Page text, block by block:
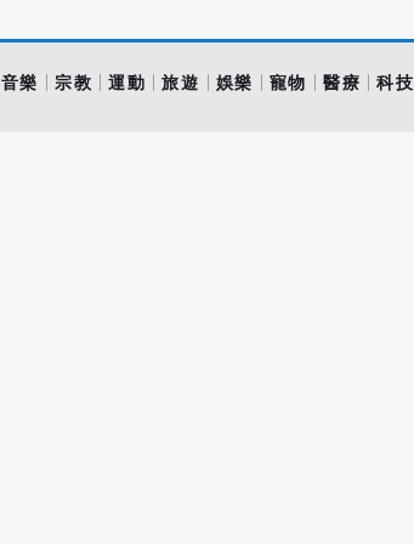
音樂 宗教 運動 旅遊 娛樂 寵物 醫療 科技